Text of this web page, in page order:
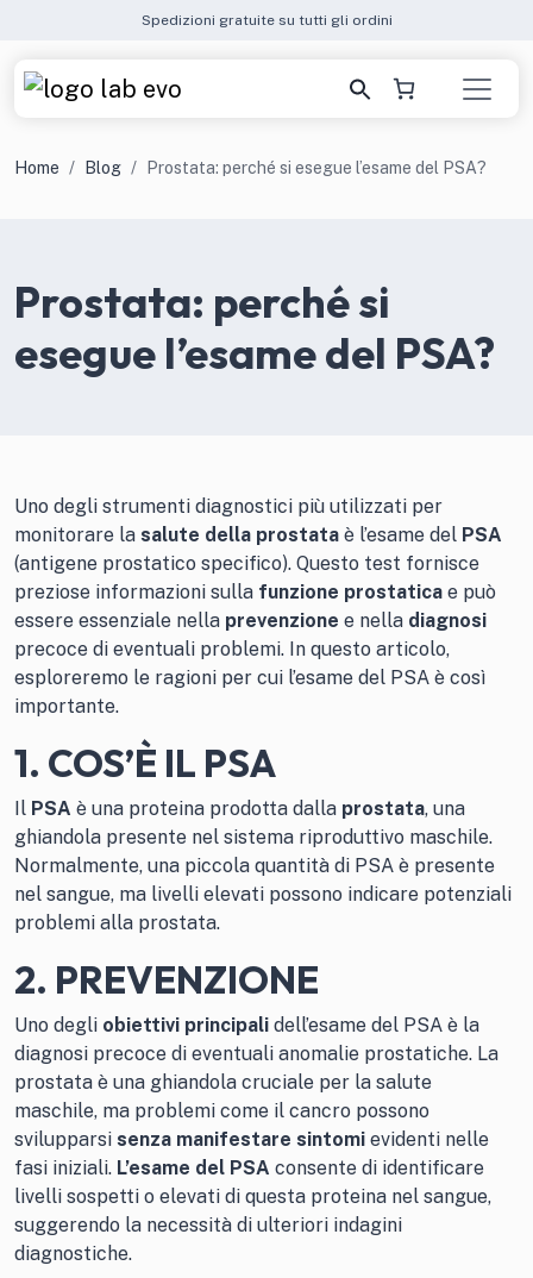
Spedizioni gratuite su tutti gli ordini
Home Blog Prostata: perché si esegue l’esame del PSA?
Prostata: perché si
esegue l’esame del PSA?
Uno degli strumenti diagnostici più utilizzati per
monitorare la salute della prostata è l’esame del PSA
(antigene prostatico specifico). Questo test fornisce
preziose informazioni sulla funzione prostatica e può
essere essenziale nella prevenzione e nella diagnosi
precoce di eventuali problemi. In questo articolo,
esploreremo le ragioni per cui l’esame del PSA è così
importante.
1. COS’È IL PSA
Il PSA è una proteina prodotta dalla prostata, una
ghiandola presente nel sistema riproduttivo maschile.
Normalmente, una piccola quantità di PSA è presente
nel sangue, ma livelli elevati possono indicare potenziali
problemi alla prostata.
2. PREVENZIONE
Uno degli obiettivi principali dell’esame del PSA è la
diagnosi precoce di eventuali anomalie prostatiche. La
prostata è una ghiandola cruciale per la salute
maschile, ma problemi come il cancro possono
svilupparsi senza manifestare sintomi evidenti nelle
fasi iniziali. L’esame del PSA consente di identificare
livelli sospetti o elevati di questa proteina nel sangue,
suggerendo la necessità di ulteriori indagini
diagnostiche.